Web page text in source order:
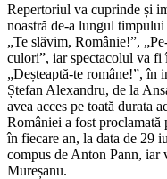
Repertoriul va cuprinde și
noastră de-a lungul timpului
„Te slăvim, Românie!”,
culori”, iar spectacolul va
„Deșteaptă-te române!”, în
Ștefan Alexandru, de la
avea acces pe toată
României a fost proclamată
în fiecare an, la data de 29
compus de Anton Pann, iar
Mureșanu.